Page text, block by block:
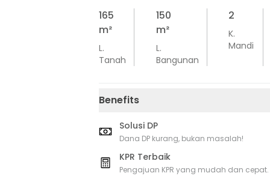
165
m²
L.
Tanah
150
m²
L.
Bangunan
2
K.
Mandi
Benefits
Solusi DP
Dana DP kurang, bukan masalah!
KPR Terbaik
Pengajuan KPR yang mudah dan cepat.